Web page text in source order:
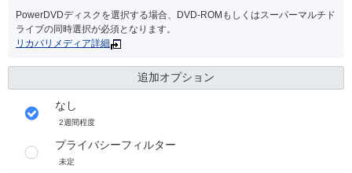
PowerDVDディスクを選択する場合、DVD-ROMもしくはスーパーマルチド
ライブの同時選択が必須となります。
リカバリメディア詳細
追加オプション
なし
2週間程度
プライバシーフィルター
未定